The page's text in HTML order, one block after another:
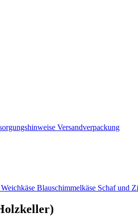
Versandverpackung
Weichkäse Blauschimmelkäse Schaf und